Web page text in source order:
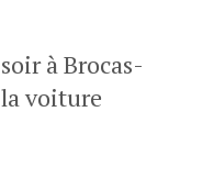
à Brocas-
la voiture